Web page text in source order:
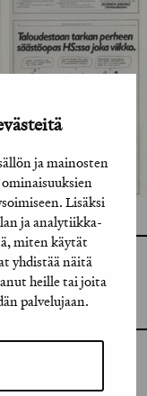
ja mainosten
Lisäksi
ja analytiikka-
miten käytät
yhdistää näitä
heille tai joita
palvelujaan.
GRAFIA RY
GRAFIA(AT)GRAFIA.FI
UUDENMAANKATU 11 B 9,
00120 HELSINKI